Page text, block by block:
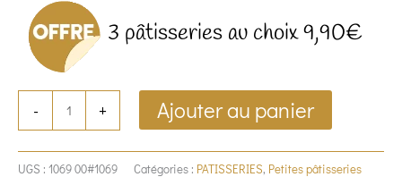
3 pâtisseries au choix 9,90€
- + Ajouter au panier
UGS : 1069 00#1069 Catégories : PATISSERIES, Petites pâtisseries